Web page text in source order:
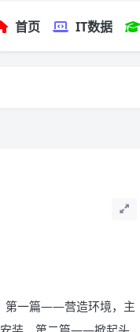
首页 IT数据
第一篇――营造环境，主